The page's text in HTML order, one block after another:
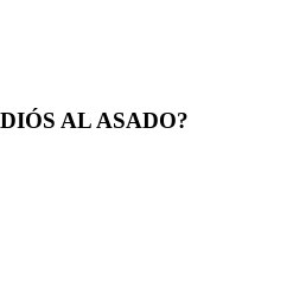
AL ASADO?